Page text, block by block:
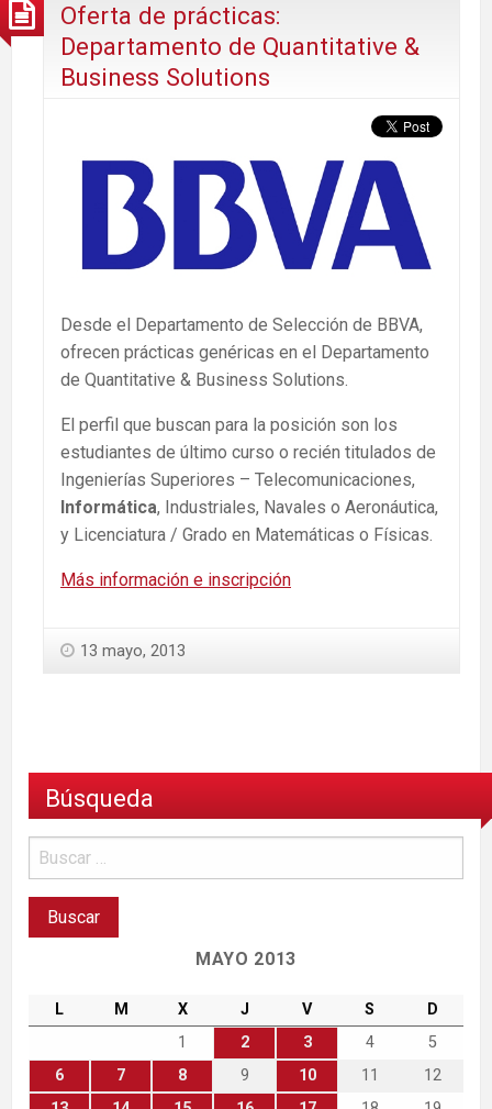
Oferta de prácticas:
Departamento de Quantitative &
Business Solutions
Desde el Departamento de Selección de BBVA,
ofrecen prácticas genéricas en el Departamento
de Quantitative & Business Solutions.
El perfil que buscan para la posición son los
estudiantes de último curso o recién titulados de
Ingenierías Superiores – Telecomunicaciones,
Informática, Industriales, Navales o Aeronáutica,
y Licenciatura / Grado en Matemáticas o Físicas.
Más información e inscripción
13 mayo, 2013
Búsqueda
MAYO 2013
L M X J V S
D
1
2 3 4
5
6
7 8 9 10 11
12